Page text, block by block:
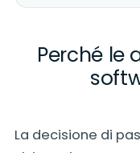
Perché le
La decisione di